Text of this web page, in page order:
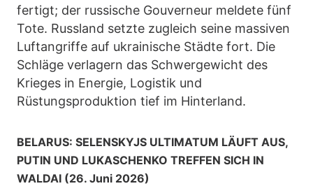
fertigt; der russische Gouverneur meldete fünf
Tote. Russland setzte zugleich seine massiven
Luftangriffe auf ukrainische Städte fort. Die
Schläge verlagern das Schwergewicht des
Krieges in Energie, Logistik und
Rüstungsproduktion tief im Hinterland.
BELARUS: SELENSKYJS ULTIMATUM LÄUFT AUS,
PUTIN UND LUKASCHENKO TREFFEN SICH IN
WALDAI (26. Juni 2026)